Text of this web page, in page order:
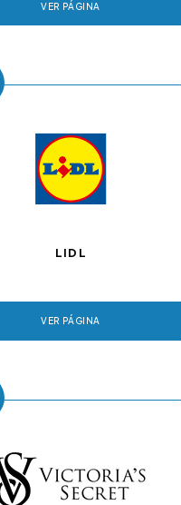
VER PÁGINA
LIDL
VER PÁGINA